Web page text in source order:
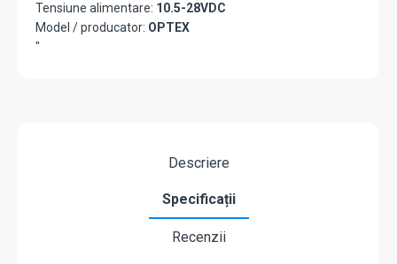
Tensiune alimentare: 10.5-28VDC
Model / producator: OPTEX
"
Descriere
Specificații
Recenzii